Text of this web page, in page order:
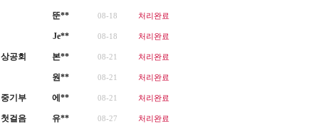
뚠** 08-18 처리완료
Je** 08-18 처리완료
상공회 본** 08-21 처리완료
원** 08-21 처리완료
중기부 에** 08-21 처리완료
첫걸음 유** 08-27 처리완료